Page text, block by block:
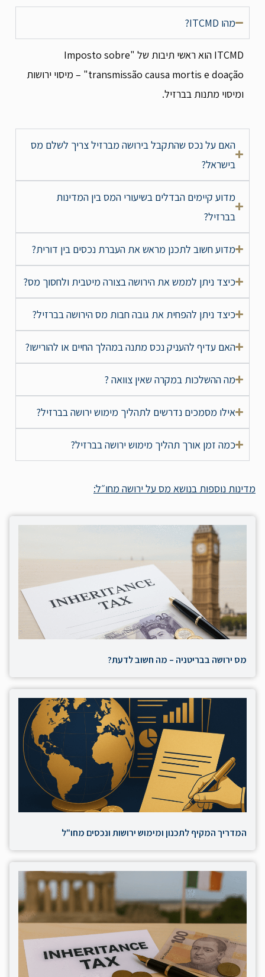
מהו ITCMD?
ITCMD הוא ראשי תיבות של "Imposto sobre
transmissão causa mortis e doação" – מיסוי ירושות
ומיסוי מתנות בברזיל.
האם על נכס שהתקבל בירושה מברזיל צריך לשלם מס
בישראל?
מדוע קיימים הבדלים בשיעורי המס בין המדינות
בברזיל?
מדוע חשוב לתכנן מראש את העברת נכסים בין דורית?
כיצד ניתן לממש את הירושה בצורה מיטבית ולחסוך מס?
כיצד ניתן להפחית את גובה חבות מס הירושה בברזיל?
האם עדיף להעניק נכס מתנה במהלך החיים או להורישו?
מה ההשלכות במקרה שאין צוואה ?
אילו מסמכים נדרשים לתהליך מימוש ירושה בברזיל?
כמה זמן אורך תהליך מימוש ירושה בברזיל?
מדינות נוספות בנושא מס על ירושה מחו״לֹ:
מס ירושה בבריטניה – מה חשוב לדעת?
המדריך המקיף לתכנון ומימוש ירושות ונכסים מחו"ל